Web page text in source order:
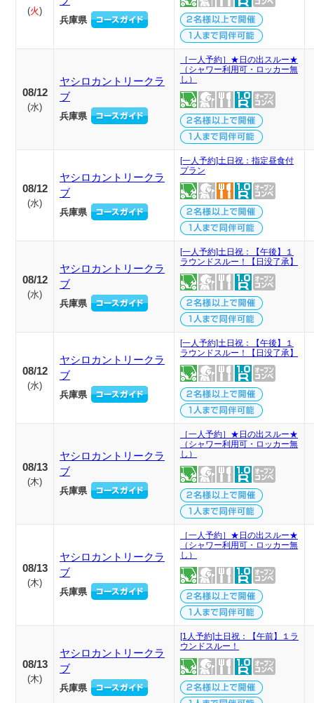
(火)
兵庫県
08/12
(水)
ヤシロカントリークラ
ブ
兵庫県
［一人予約］★日の出スルー★
（シャワー利用可・ロッカー無
し）
08/12
(水)
ヤシロカントリークラ
ブ
兵庫県
[一人予約]土日祝：指定昼食付
プラン
08/12
(水)
ヤシロカントリークラ
ブ
兵庫県
[一人予約]土日祝：【午後】１
ラウンドスルー！【日没了承】
08/12
(水)
ヤシロカントリークラ
ブ
兵庫県
[一人予約]土日祝：【午後】１
ラウンドスルー！【日没了承】
08/13
(木)
ヤシロカントリークラ
ブ
兵庫県
［一人予約］★日の出スルー★
（シャワー利用可・ロッカー無
し）
08/13
(木)
ヤシロカントリークラ
ブ
兵庫県
［一人予約］★日の出スルー★
（シャワー利用可・ロッカー無
し）
08/13
(木)
ヤシロカントリークラ
ブ
兵庫県
[1人予約]土日祝：【午前】１ラ
ウンドスルー！